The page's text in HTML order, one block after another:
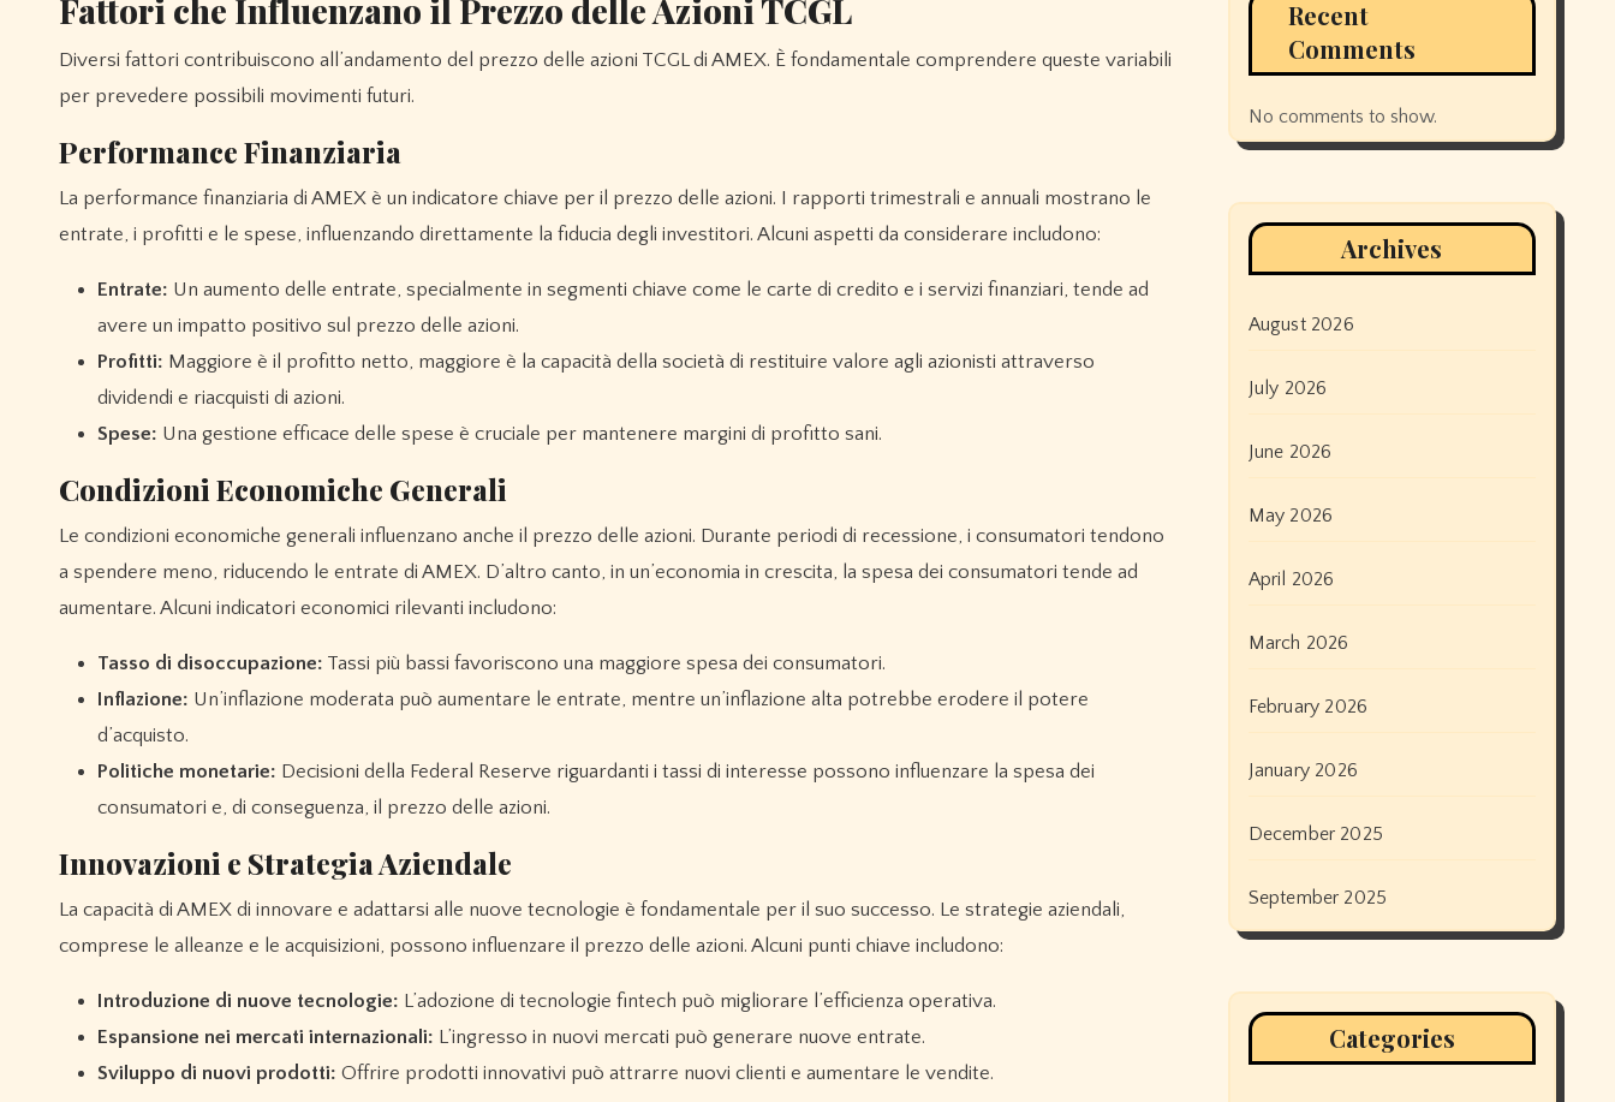
Fattori che Influenzano il Prezzo delle Azioni TCGL
Diversi fattori contribuiscono all’andamento del prezzo delle azioni TCGL di AMEX. È fondamentale comprendere queste variabili
per prevedere possibili movimenti futuri.
Performance Finanziaria
La performance finanziaria di AMEX è un indicatore chiave per il prezzo delle azioni. I rapporti trimestrali e annuali mostrano le
entrate, i profitti e le spese, influenzando direttamente la fiducia degli investitori. Alcuni aspetti da considerare includono:
Entrate: Un aumento delle entrate, specialmente in segmenti chiave come le carte di credito e i servizi finanziari, tende ad
avere un impatto positivo sul prezzo delle azioni.
Profitti: Maggiore è il profitto netto, maggiore è la capacità della società di restituire valore agli azionisti attraverso
dividendi e riacquisti di azioni.
Spese: Una gestione efficace delle spese è cruciale per mantenere margini di profitto sani.
Condizioni Economiche Generali
Le condizioni economiche generali influenzano anche il prezzo delle azioni. Durante periodi di recessione, i consumatori tendono
a spendere meno, riducendo le entrate di AMEX. D’altro canto, in un’economia in crescita, la spesa dei consumatori tende ad
aumentare. Alcuni indicatori economici rilevanti includono:
Tasso di disoccupazione: Tassi più bassi favoriscono una maggiore spesa dei consumatori.
Inflazione: Un’inflazione moderata può aumentare le entrate, mentre un’inflazione alta potrebbe erodere il potere
d’acquisto.
Politiche monetarie: Decisioni della Federal Reserve riguardanti i tassi di interesse possono influenzare la spesa dei
consumatori e, di conseguenza, il prezzo delle azioni.
Innovazioni e Strategia Aziendale
La capacità di AMEX di innovare e adattarsi alle nuove tecnologie è fondamentale per il suo successo. Le strategie aziendali,
comprese le alleanze e le acquisizioni, possono influenzare il prezzo delle azioni. Alcuni punti chiave includono:
Introduzione di nuove tecnologie: L’adozione di tecnologie fintech può migliorare l’efficienza operativa.
Espansione nei mercati internazionali: L’ingresso in nuovi mercati può generare nuove entrate.
Sviluppo di nuovi prodotti: Offrire prodotti innovativi può attrarre nuovi clienti e aumentare le vendite.
Recent
Comments
No comments to show.
Archives
August 2026
July 2026
June 2026
May 2026
April 2026
March 2026
February 2026
January 2026
December 2025
September 2025
Categories